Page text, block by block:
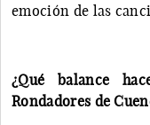
emoción de las
¿Qué balance
Rondadores de